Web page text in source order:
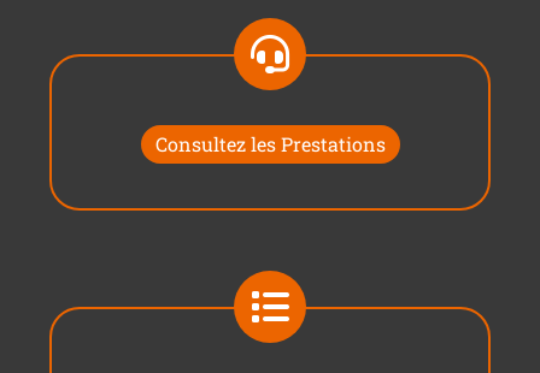
Consultez les Prestations